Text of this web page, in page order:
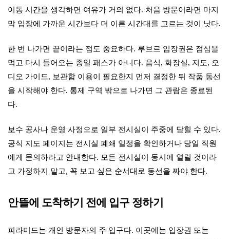
이동 시간을 생각하면 여유가 거의 없다. 처음 방문이라면 마지
막 입장에 가까운 시간보다 더 이른 시간대를 고르는 것이 낫다.
한 번 나가면 끝이라는 점도 중요하다. 루브르 입장권은 점심을
먹고 다시 들어오는 종일 패스가 아니다. 음식, 화장실, 지도, 오
디오 가이드, 보관함 이용이 필요한지 먼저 결정한 뒤 작품 동선
을 시작해야 한다. 통제 구역 밖으로 나가면 그 관람은 종료된
다.
보수 공사나 운영 사정으로 일부 전시실이 주중에 닫힐 수 있다.
공식 지도 페이지는 전시실 폐쇄 일정을 확인하거나 당일 직원
에게 문의하라고 안내한다. 모든 전시실이 동시에 열릴 것이라
고 가정하지 말고, 꼭 보고 싶은 순서대로 동선을 짜야 한다.
안뜰에 도착하기 전에 입구 정하기
피라미드는 개인 방문자의 주 입구다. 이곳에는 입장권 또는